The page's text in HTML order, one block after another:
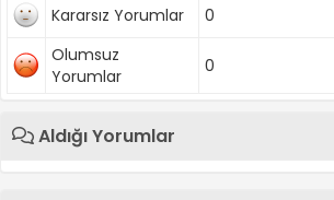
Kararsız Yorumlar
0
Olumsuz
Yorumlar
0
Aldığı Yorumlar